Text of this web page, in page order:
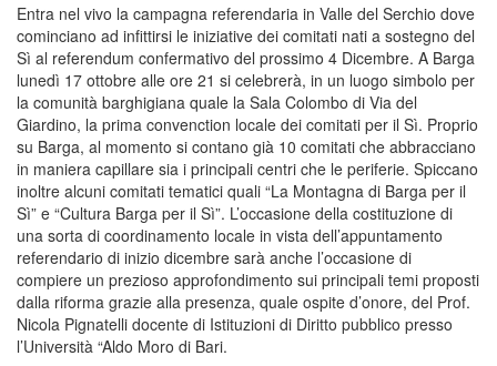
Entra nel vivo la campagna referendaria in Valle del Serchio dove
cominciano ad infittirsi le iniziative dei comitati nati a sostegno del
Sì al referendum confermativo del prossimo 4 Dicembre. A Barga
lunedì 17 ottobre alle ore 21 si celebrerà, in un luogo simbolo per
la comunità barghigiana quale la Sala Colombo di Via del
Giardino, la prima convenction locale dei comitati per il Sì. Proprio
su Barga, al momento si contano già 10 comitati che abbracciano
in maniera capillare sia i principali centri che le periferie. Spiccano
inoltre alcuni comitati tematici quali “La Montagna di Barga per il
Sì” e “Cultura Barga per il Sì”. L’occasione della costituzione di
una sorta di coordinamento locale in vista dell’appuntamento
referendario di inizio dicembre sarà anche l’occasione di
compiere un prezioso approfondimento sui principali temi proposti
dalla riforma grazie alla presenza, quale ospite d’onore, del Prof.
Nicola Pignatelli docente di Istituzioni di Diritto pubblico presso
l’Università “Aldo Moro di Bari.